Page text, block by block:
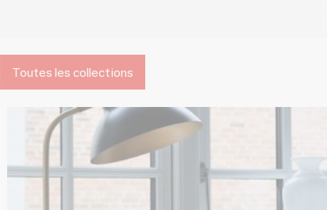
Toutes les collections